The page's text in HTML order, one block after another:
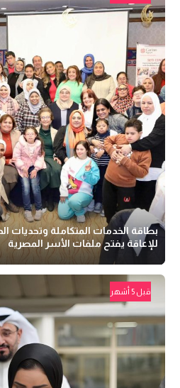
بطاقة الخدمات المتكاملة وتحديات
للإعاقة يفتح ملفات الأسر المصرية
قبل 5 أشهر